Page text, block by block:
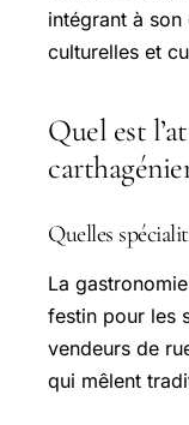
intégrant à
culturelles et
Quel est
Quelles
La
festin pour les
vendeurs de
qui mêlent